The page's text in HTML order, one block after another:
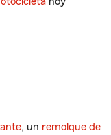
, un remolque de